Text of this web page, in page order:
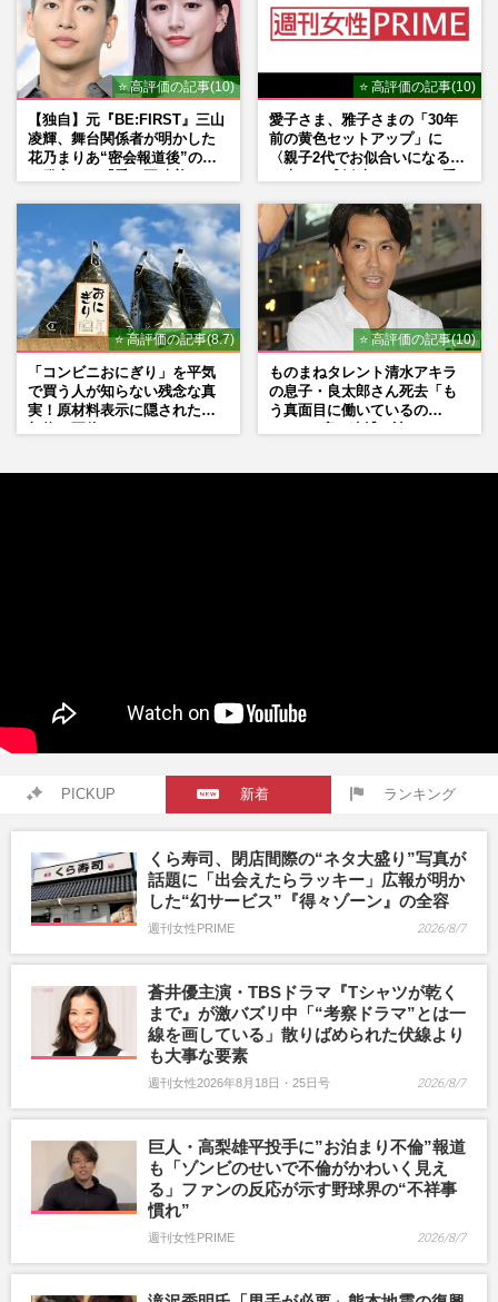
⭐ 高評価の記事(10)
【独自】元『BE:FIRST』三山
凌輝、舞台関係者が明かした
花乃まりあ“密会報道後”の呆
⭐ 高評価の記事(10)
愛子さま、雅子さまの「30年
前の黄色セットアップ」に
〈親子2代でお似合いになる〉
⭐ 高評価の記事(8.7)
「コンビニおにぎり」を平気
で買う人が知らない残念な真
実！原材料表示に隠された添
⭐ 高評価の記事(10)
ものまねタレント清水アキラ
の息子・良太郎さん死去「も
う真面目に働いているの
PICKUP 新着 ランキング
くら寿司、閉店間際の“ネタ大盛り”写真が
話題に「出会えたらラッキー」広報が明か
した“幻サービス”『得々ゾーン』の全容
週刊女性PRIME 2026/8/7
蒼井優主演・TBSドラマ『Tシャツが乾く
まで』が激バズリ中「“考察ドラマ”とは一
線を画している」散りばめられた伏線より
も大事な要素
週刊女性2026年8月18日・25日号 2026/8/7
巨人・高梨雄平投手に”お泊まり不倫”報道
も「ゾンビのせいで不倫がかわいく見え
る」ファンの反応が示す野球界の“不祥事
慣れ”
週刊女性PRIME 2026/8/7